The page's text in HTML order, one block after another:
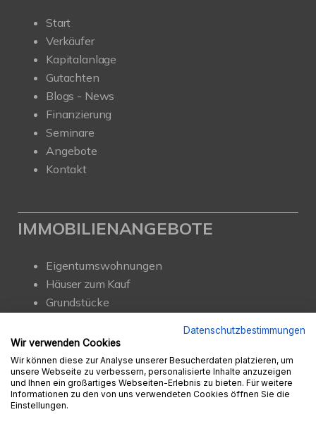
Start
Verkäufer
Kapitalanlage
Gutachten
Blogs - News
Finanzierung
Seminare
Angebote
Kontakt
IMMOBILIENANGEBOTE
Eigentumswohnungen
Häuser zum Kauf
Grundstücke
Renditeobjekte
Gewerbeimmobilien
Datenschutzbestimmungen
Wir verwenden Cookies
Wir können diese zur Analyse unserer Besucherdaten platzieren, um
unsere Webseite zu verbessern, personalisierte Inhalte anzuzeigen
und Ihnen ein großartiges Webseiten-Erlebnis zu bieten. Für weitere
Informationen zu den von uns verwendeten Cookies öffnen Sie die
Einstellungen.